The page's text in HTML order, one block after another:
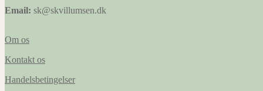
Email: sk@skvillumsen.dk
Om os
Kontakt os
Handelsbetingelser